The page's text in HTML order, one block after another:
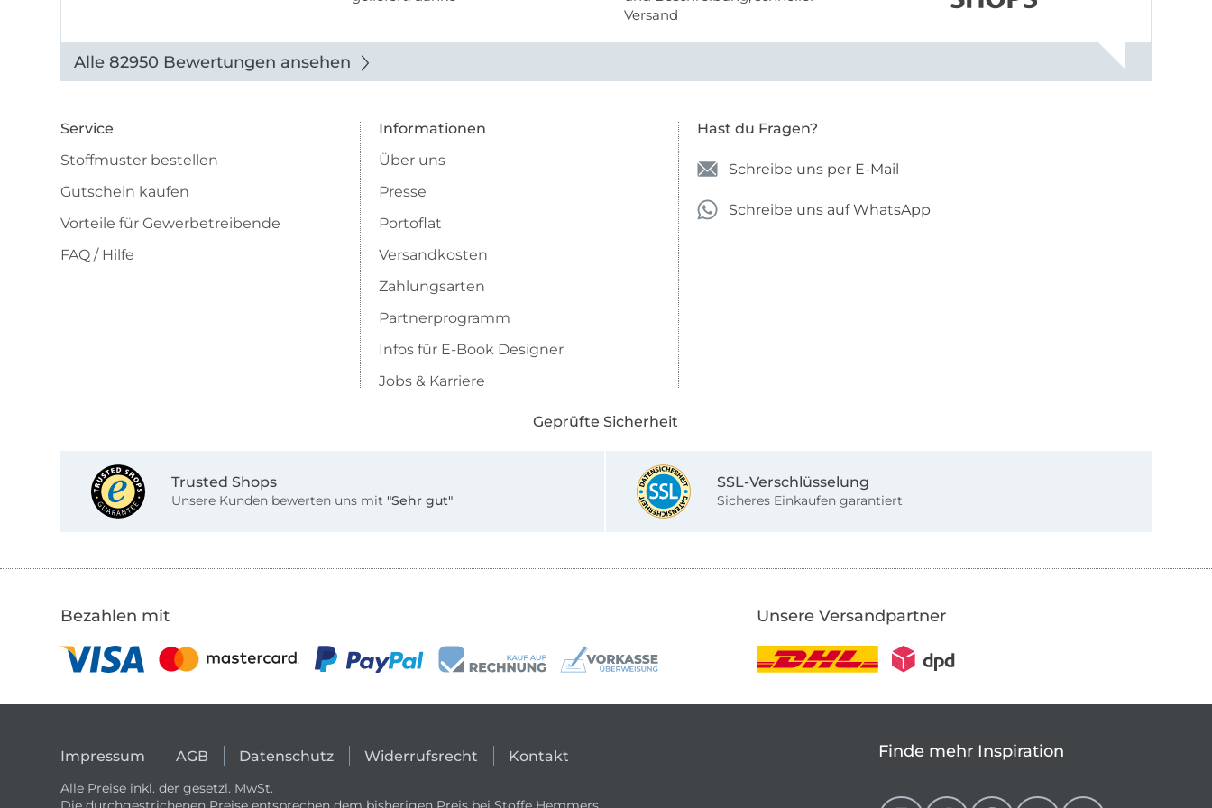
Versand
Alle 82950 Bewertungen ansehen
Service
Stoffmuster bestellen
Gutschein kaufen
Vorteile für Gewerbetreibende
FAQ / Hilfe
Informationen
Über uns
Presse
Portoflat
Versandkosten
Zahlungsarten
Partnerprogramm
Infos für E-Book Designer
Jobs & Karriere
Hast du Fragen?
Schreibe uns per E-Mail
Schreibe uns auf WhatsApp
Geprüfte Sicherheit
Trusted Shops
Unsere Kunden bewerten uns mit "Sehr gut"
SSL-Verschlüsselung
Sicheres Einkaufen garantiert
Bezahlen mit Unsere Versandpartner
Impressum AGB Datenschutz Widerrufsrecht Kontakt
Alle Preise inkl. der gesetzl. MwSt.
Finde mehr Inspiration